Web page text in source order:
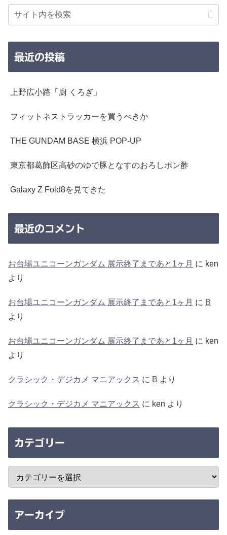
最近の投稿
上野広小路「廚 くろぎ」
フィットネストラッカーを買うべきか
THE GUNDAM BASE 横浜 POP-UP
東京都葛飾区高砂のゆで豚となすのおろしポン酢
Galaxy Z Fold8を見てきた
最近のコメント
お台場ユニコーンガンダム 展示終了まであと1ヶ月 に ken
より
お台場ユニコーンガンダム 展示終了まであと1ヶ月 に B
より
お台場ユニコーンガンダム 展示終了まであと1ヶ月 に ken
より
クラシック・デジカメ マニアックス に B より
クラシック・デジカメ マニアックス に ken より
カテゴリー
アーカイブ